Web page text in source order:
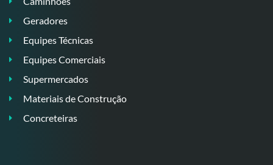
Geradores
Equipes Técnicas
Equipes Comerciais
Supermercados
Materiais de Construção
Concreteiras